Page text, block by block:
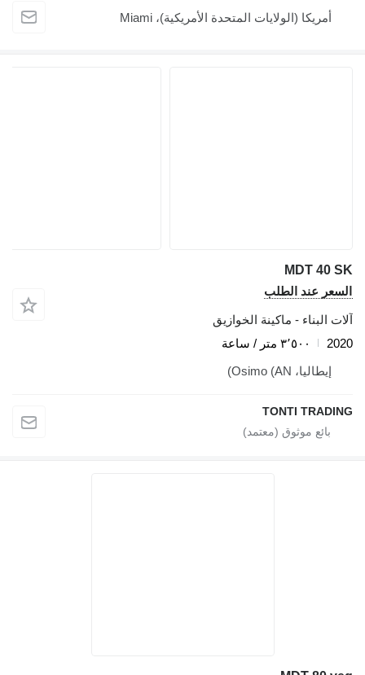
أمريكا (الولايات المتحدة الأمريكية)، Miami
MDT 40 SK
السعر عند الطلب
آلات البناء - ماكينة الخوازيق
2020
٣٬٥٠٠ متر / ساعة
إيطاليا، Osimo (AN)
TONTI TRADING